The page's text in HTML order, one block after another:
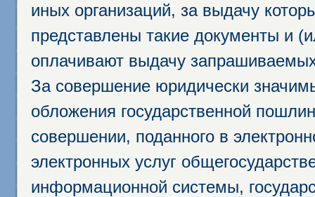
иных организаций, за выдачу
представлены такие документы и
оплачивают выдачу
За совершение юридически
обложения государственной
совершении, поданного в
электронных услуг
информационной системы,